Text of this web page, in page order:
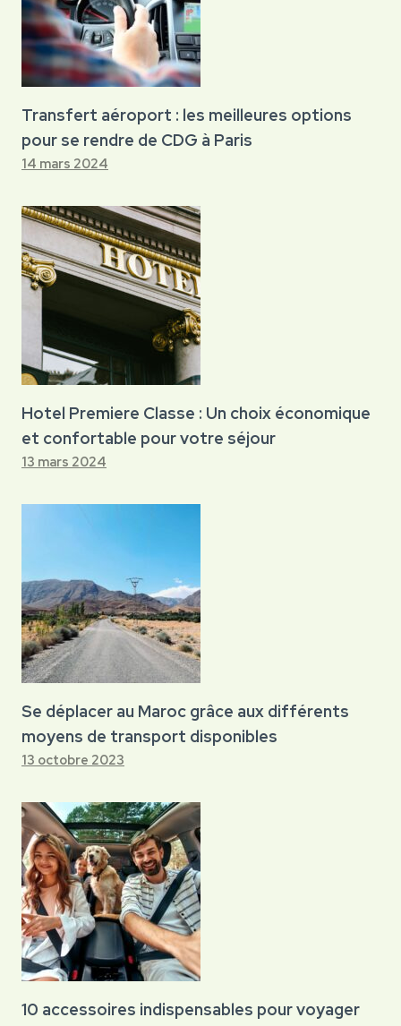
Transfert aéroport : les meilleures options
pour se rendre de CDG à Paris
14 mars 2024
Hotel Premiere Classe : Un choix économique
et confortable pour votre séjour
13 mars 2024
Se déplacer au Maroc grâce aux différents
moyens de transport disponibles
13 octobre 2023
10 accessoires indispensables pour voyager